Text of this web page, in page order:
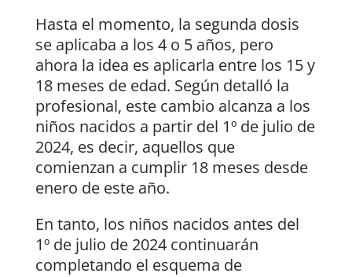
Hasta el momento, la segunda dosis
se aplicaba a los 4 o 5 años, pero
ahora la idea es aplicarla entre los 15 y
18 meses de edad. Según detalló la
profesional, este cambio alcanza a los
niños nacidos a partir del 1º de julio de
2024, es decir, aquellos que
comienzan a cumplir 18 meses desde
enero de este año.
En tanto, los niños nacidos antes del
1º de julio de 2024 continuarán
completando el esquema de